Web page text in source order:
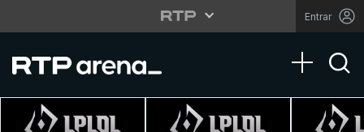
Entrar
Toggle